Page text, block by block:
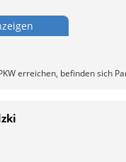
erreichen, befinden sich